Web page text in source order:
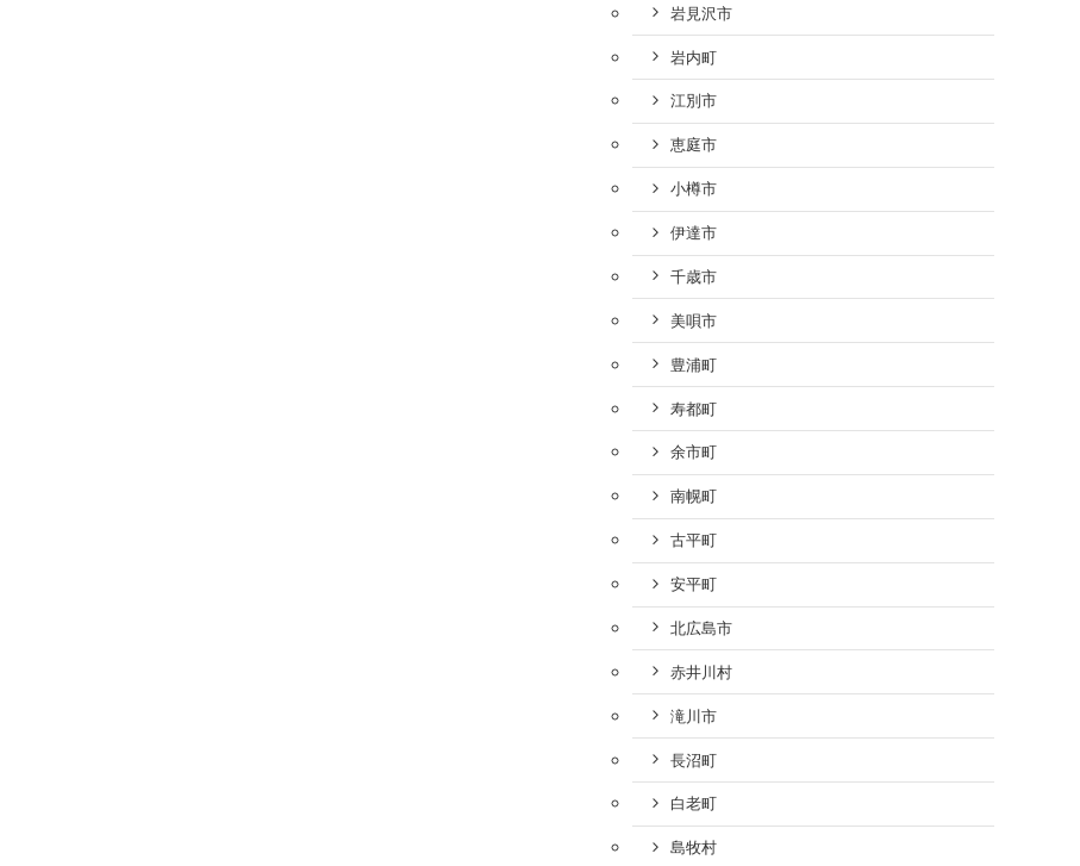
岩見沢市
岩内町
江別市
恵庭市
小樽市
伊達市
千歳市
美唄市
豊浦町
寿都町
余市町
南幌町
古平町
安平町
北広島市
赤井川村
滝川市
長沼町
白老町
島牧村